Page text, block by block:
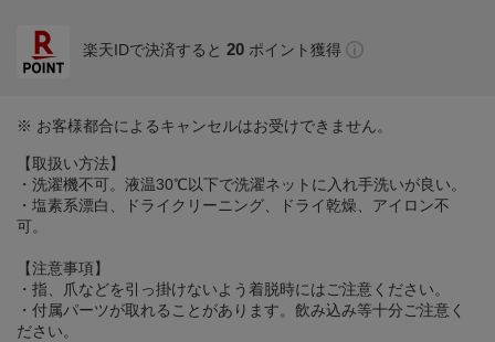
楽天IDで決済すると 20 ポイント獲得
※ お客様都合によるキャンセルはお受けできません。
【取扱い方法】
・洗濯機不可。液温30℃以下で洗濯ネットに入れ手洗いが良い。
・塩素系漂白、ドライクリーニング、ドライ乾燥、アイロン不
可。
【注意事項】
・指、爪などを引っ掛けないよう着脱時にはご注意ください。
・付属パーツが取れることがあります。飲み込み等十分ご注意く
ださい。